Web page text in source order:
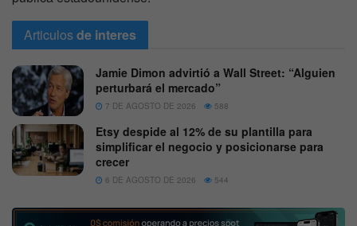
Articulosde interes
Jamie Dimon advirtió a Wall Street: “Alguien
perturbará el mercado”
7 DE AGOSTO DE 2026 588
Etsy despide al 12% de su plantilla para
simplificar el negocio y posicionarse para
crecer
6 DE AGOSTO DE 2026 544